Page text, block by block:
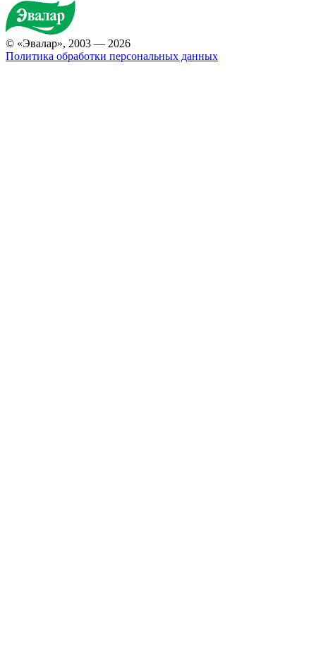
© «Эвалар», 2003 — 2026
Политика обработки персональных данных